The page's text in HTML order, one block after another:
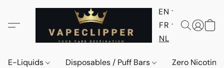
EN
FR
NL
E-Liquids Disposables / Puff Bars Zero Nicotine